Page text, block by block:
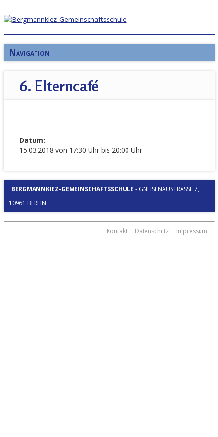
Navigation
6. Elterncafé
Datum:
15.03.2018 von 17:30 Uhr bis 20:00 Uhr
BERGMANNKIEZ-GEMEINSCHAFTSSCHULE - GNEISENAUSTRASSE 7, 1
0961 BERLIN
Kontakt Datenschutz Impressum